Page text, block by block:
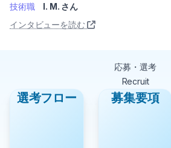
技術職
I. M. さん
インタビューを読む
応募・選考
Recruit
選考フロー 募集要項